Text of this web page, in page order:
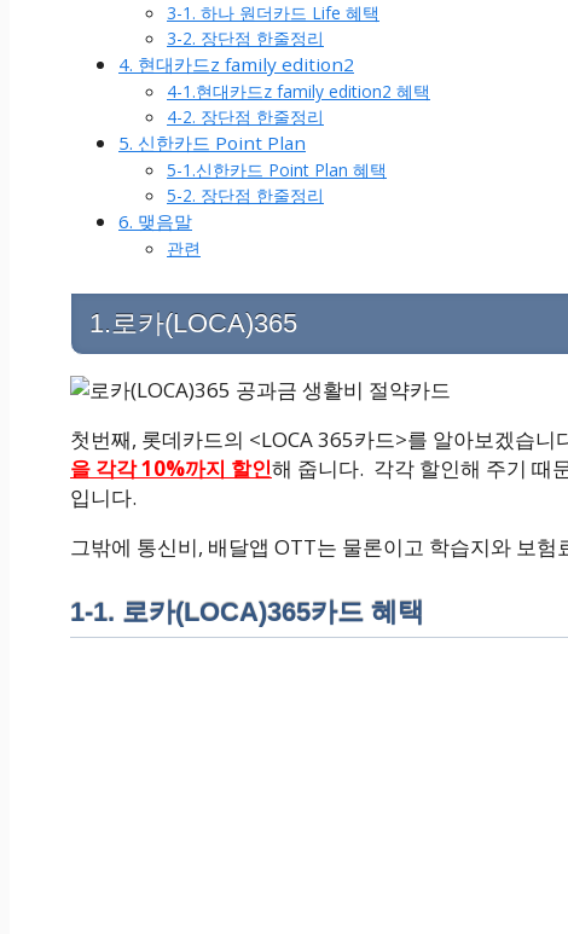
3-1. 하나 원더카드 Life 혜택
3-2. 장단점 한줄정리
4. 현대카드z family edition2
4-1.현대카드z family edition2 혜택
4-2. 장단점 한줄정리
5. 신한카드 Point Plan
5-1.신한카드 Point Plan 혜택
5-2. 장단점 한줄정리
6. 맺음말
관련
1.로카(LOCA)365
첫번째, 롯데카드의 <LOCA 365카드>를 알아보겠습니
을 각각 10%까지 할인해 줍니다. 각각 할인해 주기 때
입니다.
그밖에 통신비, 배달앱 OTT는 물론이고 학습지와 보험
1-1. 로카(LOCA)365카드 혜택